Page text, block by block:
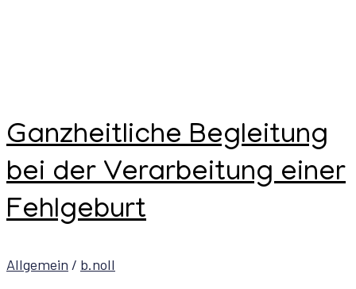
Ganzheitliche Begleitung
bei der Verarbeitung einer
Fehlgeburt
Allgemein / b.noll